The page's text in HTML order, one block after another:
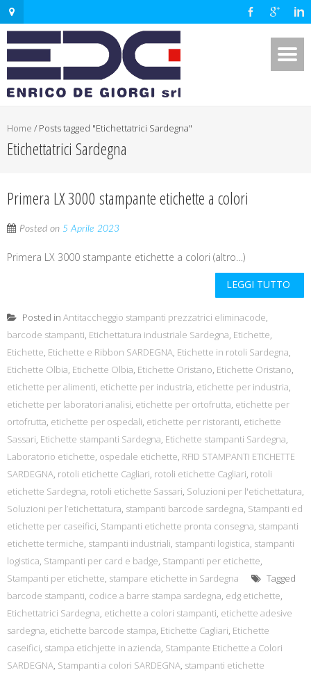
Home / Posts tagged "Etichettatrici Sardegna"
Etichettatrici Sardegna
Primera LX 3000 stampante etichette a colori
Posted on 5 Aprile 2023
Primera LX 3000 stampante etichette a colori (altro…)
LEGGI TUTTO
Posted in Antitaccheggio stampanti prezzatrici eliminacode,
barcode stampanti, Etichettatura industriale Sardegna, Etichette,
Etichette, Etichette e Ribbon SARDEGNA, Etichette in rotoli Sardegna,
Etichette Olbia, Etichette Olbia, Etichette Oristano, Etichette Oristano,
etichette per alimenti, etichette per industria, etichette per industria,
etichette per laboratori analisi, etichette per ortofrutta, etichette per
ortofrutta, etichette per ospedali, etichette per ristoranti, etichette
Sassari, Etichette stampanti Sardegna, Etichette stampanti Sardegna,
Laboratorio etichette, ospedale etichette, RFID STAMPANTI ETICHETTE
SARDEGNA, rotoli etichette Cagliari, rotoli etichette Cagliari, rotoli
etichette Sardegna, rotoli etichette Sassari, Soluzioni per l'etichettatura,
Soluzioni per l’etichettatura, stampanti barcode sardegna, Stampanti ed
etichette per caseifici, Stampanti etichette pronta consegna, stampanti
etichette termiche, stampanti industriali, stampanti logistica, stampanti
logistica, Stampanti per card e badge, Stampanti per etichette,
Stampanti per etichette, stampare etichette in Sardegna
Tagged
barcode stampanti, codice a barre stampa sardegna, edg etichette,
Etichettatrici Sardegna, etichette a colori stampanti, etichette adesive
sardegna, etichette barcode stampa, Etichette Cagliari, Etichette
caseifici, stampa etichjette in azienda, Stampante Etichette a Colori
SARDEGNA, Stampanti a colori SARDEGNA, stampanti etichette